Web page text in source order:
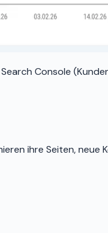
Console
ihre Seiten,